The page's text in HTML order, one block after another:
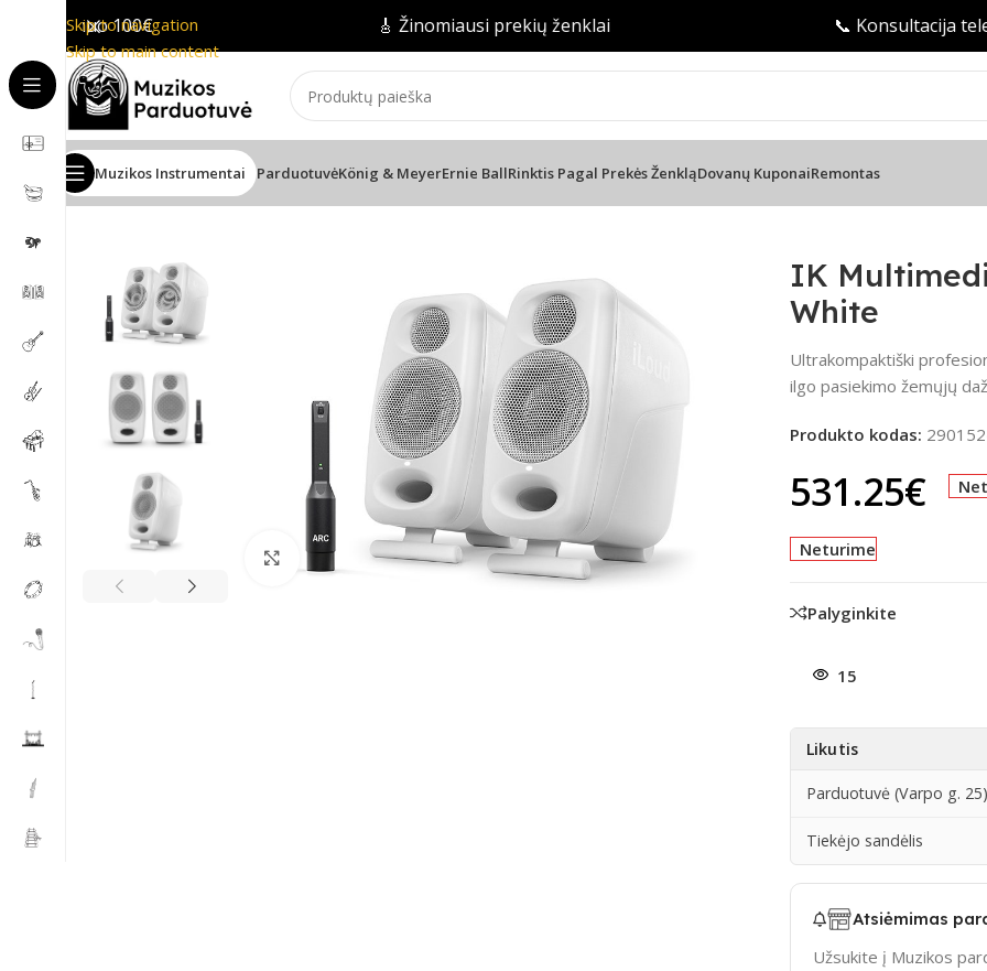
Skip to navigation
Skip to main content
nuo 100€ 🎸 Žinomiausi prekių ženklai 📞 Konsultacija
Muzikos Instrumentai ParduotuvėKönig & MeyerErnie BallRinktis Pagal Prekės ŽenkląDovanų KuponaiRemontas
Pradžia/PRO Audio/Garso kolonėlės
Spustelėkite, jei norite padidinti
IK
White
Ultrakompaktiški
ilgo pasiekimo žemųjų
Produkto kodas:
531.25€
Neturime
Palyginkite
15
Likutis
Parduotuvė (Varpo g. 25)
Tiekėjo sandėlis
Atsiėmimas
Užsukite į Muzikos